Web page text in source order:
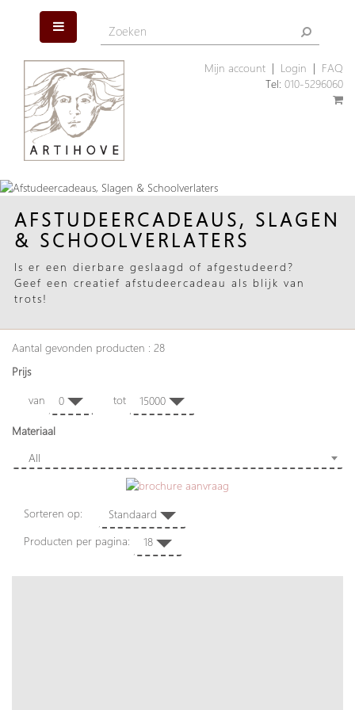
Mijn account| Login
FAQ
Tel: 010-5296060
AFSTUDEERCADEAUS, SLAGEN
& SCHOOLVERLATERS
Is er een dierbare geslaagd of afgestudeerd?
Geef een creatief afstudeercadeau als blijk van
trots!
Aantal gevonden producten : 28
Prijs
van 0 tot 15000
Materiaal
All
Sorteren op: Standaard
Producten per pagina: 18